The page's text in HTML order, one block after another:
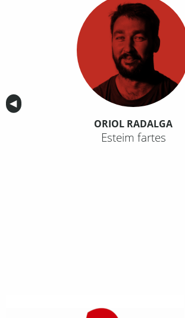
Anterior
◀︎
ORIOL RADALGA
Esteim fartes